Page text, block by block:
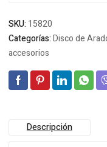
SKU: 15820
Categorías:Disco de
accesorios
Descripción